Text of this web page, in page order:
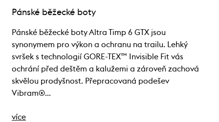
Pánské běžecké boty
Pánské běžecké boty Altra Timp 6 GTX jsou
synonymem pro výkon a ochranu na trailu. Lehký
svršek s technologií GORE-TEX™ Invisible Fit vás
ochrání před deštěm a kalužemi a zároveň zachová
skvělou prodyšnost. Přepracovaná podešev
Vibram®…
více